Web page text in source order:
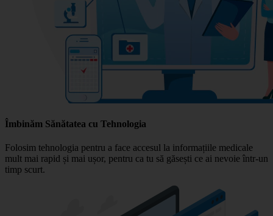
Îmbinăm Sănătatea cu Tehnologia
Folosim tehnologia pentru a face accesul la informațiile medicale
mult mai rapid și mai ușor, pentru ca tu să găsești ce ai nevoie într-un
timp scurt.